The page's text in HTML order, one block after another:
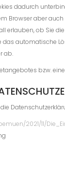
dadurch
Browser aber
erlauben, ob Sie
automatische
ab.
bzw.
2021/11/